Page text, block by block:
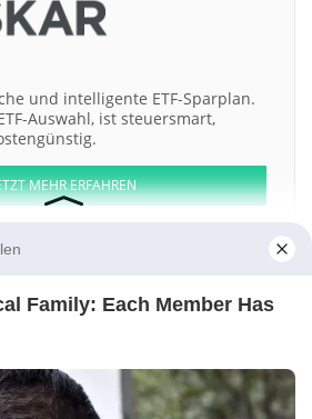
und intelligente ETF-Sparplan.
Auswahl, ist steuersmart,
MEHR ERFAHREN
50 Dow Jones NASDAQ 100 Nikkei 225
Weitere Aktien:
Management Holdings JX Energy
Family: Each Member Has